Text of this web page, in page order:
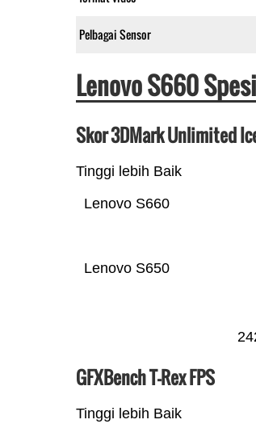
Pelbagai Sensor
Lenovo S660
Skor 3DMark Unlimited
Tinggi lebih Baik
Lenovo S650
Lenovo S660
GFXBench T-Rex FPS
Tinggi lebih Baik